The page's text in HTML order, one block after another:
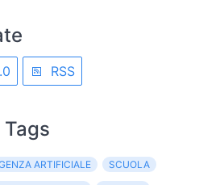
RSS
Tags
ARTIFICIALE
SCUOLA